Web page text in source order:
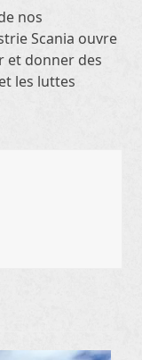
nos
Scania ouvre
et donner des
les luttes